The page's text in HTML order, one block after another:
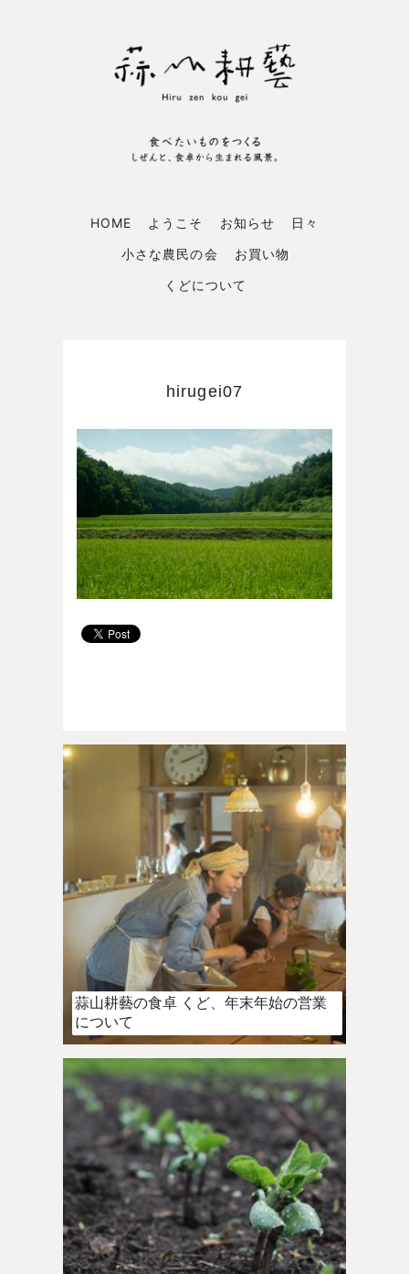
HOME ようこそ お知らせ
日々
小さな農民の会
お買い物
くどについて
hirugei07
蒜山耕藝の食卓 くど、年末年始の営業
について